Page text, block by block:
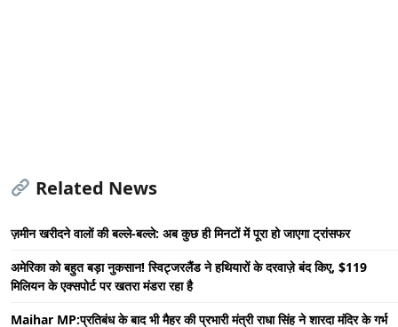
Related News
ज़मीन खरीदने वालों की बल्ले-बल्ले: अब कुछ ही मिनटों में पूरा हो जाएगा ट्रांसफर
अमेरिका को बहुत बड़ा नुकसान! स्विट्जरलैंड ने हथियारों के दरवाज़े बंद किए, $119
मिलियन के एक्सपोर्ट पर खतरा मंडरा रहा है
Maihar MP:प्रतिबंध के बाद भी मैहर की प्रभारी मंत्री राधा सिंह ने शारदा मंदिर के गर्भ